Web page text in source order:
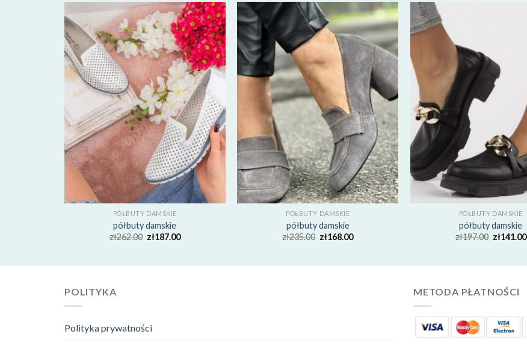
PÓŁBUTY DAMSKIE
półbuty damskie
zł262.00 zł187.00
PÓŁBUTY DAMSKIE
półbuty damskie
zł235.00 zł168.00
PÓŁBUTY DAMSKIE
półbuty damskie
zł197.00 zł141.00
POLITYKA
Polityka prywatności
METODA PŁATNOŚCI